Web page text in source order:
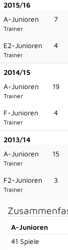
2015/16
A-Junioren
Trainer
7
E2-Junioren
Trainer
4
2014/15
A-Junioren
Trainer
19
F-Junioren
Trainer
4
2013/14
A-Junioren
Trainer
15
F2-Junioren
Trainer
3
A-Junioren
41 Spiele